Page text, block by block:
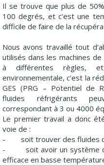
Il se trouve que plus de
100 degrés, et c’est une
difficile de faire de la
Nous avons travaillé tout
utilisés dans les machines
à différentes règles,
environnementale, c’est la
GES (PRG – Potentiel de
fluides réfrigérants
correspondant à 3 ou 4000
Le premier travail a donc
voie de :
- soit trouver des fluides
- soit avoir un système de
efficace en basse